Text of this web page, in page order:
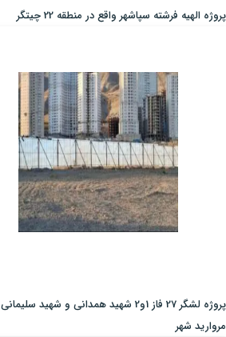
پروژه الهیه فرشته سپاشهر واقع در منطقه 22 چیتگر
پروژه لشگر 27 فاز 1و2 شهید همدانی و شهید سلیمانی
مروارید شهر